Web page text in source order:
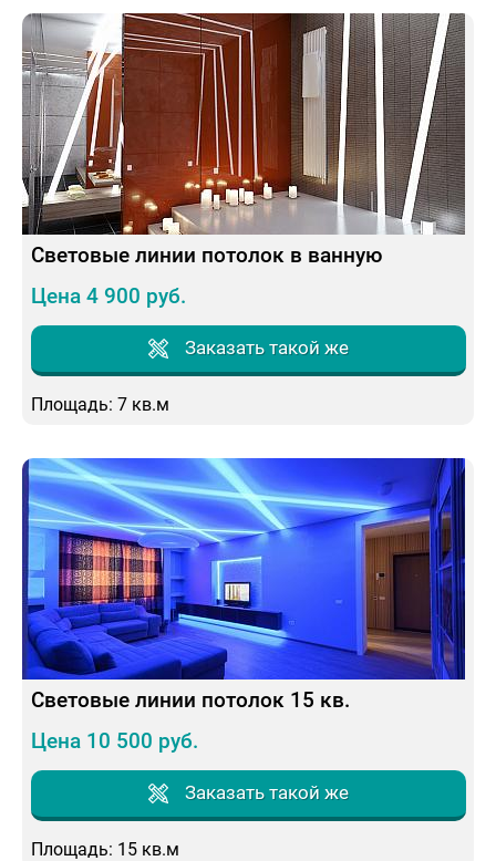
Световые линии потолок в ванную
Цена 4 900 руб.
Заказать такой же
Площадь: 7 кв.м
Световые линии потолок 15 кв.
Цена 10 500 руб.
Заказать такой же
Площадь: 15 кв.м